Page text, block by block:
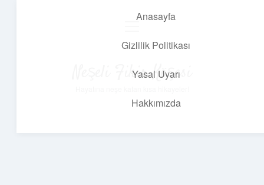
Anasayfa
Gizlilik Politikası
Yasal Uyarı
Hakkımızda
Neşeli Fikir Köşesi